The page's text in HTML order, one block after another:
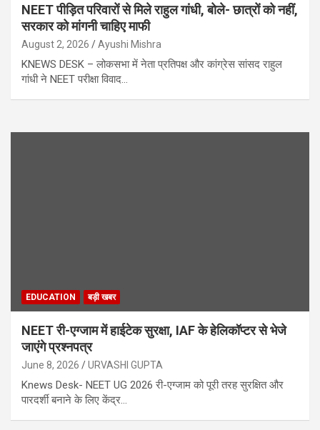
NEET पीड़ित परिवारों से मिले राहुल गांधी, बोले- छात्रों को नहीं,
सरकार को मांगनी चाहिए माफी
August 2, 2026 Ayushi Mishra
KNEWS DESK – लोकसभा में नेता प्रतिपक्ष और कांग्रेस सांसद राहुल
गांधी ने NEET परीक्षा विवाद…
EDUCATION बड़ी खबर
NEET री-एग्जाम में हाईटेक सुरक्षा, IAF के हेलिकॉप्टर से भेजे
जाएंगे प्रश्नपत्र
June 8, 2026 URVASHI GUPTA
Knews Desk- NEET UG 2026 री-एग्जाम को पूरी तरह सुरक्षित और
पारदर्शी बनाने के लिए केंद्र…